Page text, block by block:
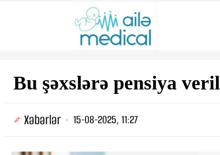
Bu şəxslərə pensiya
Xəbərlər 15-08-2025, 11:27